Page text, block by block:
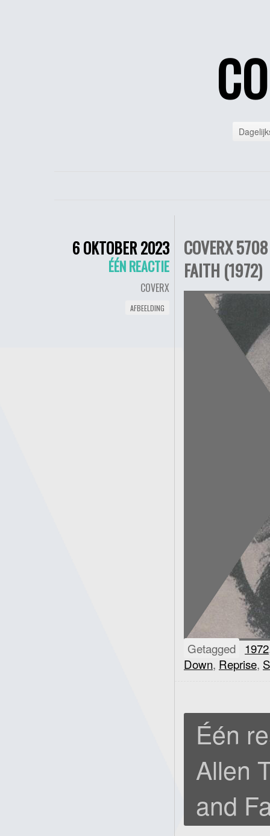
6 OKTOBER 2023
ÉÉN REACTIE
COVERX
AFBEELDING
COVERX
FAITH (1972)
Getagged 1972
Down, Reprise,
Één
Allen
and